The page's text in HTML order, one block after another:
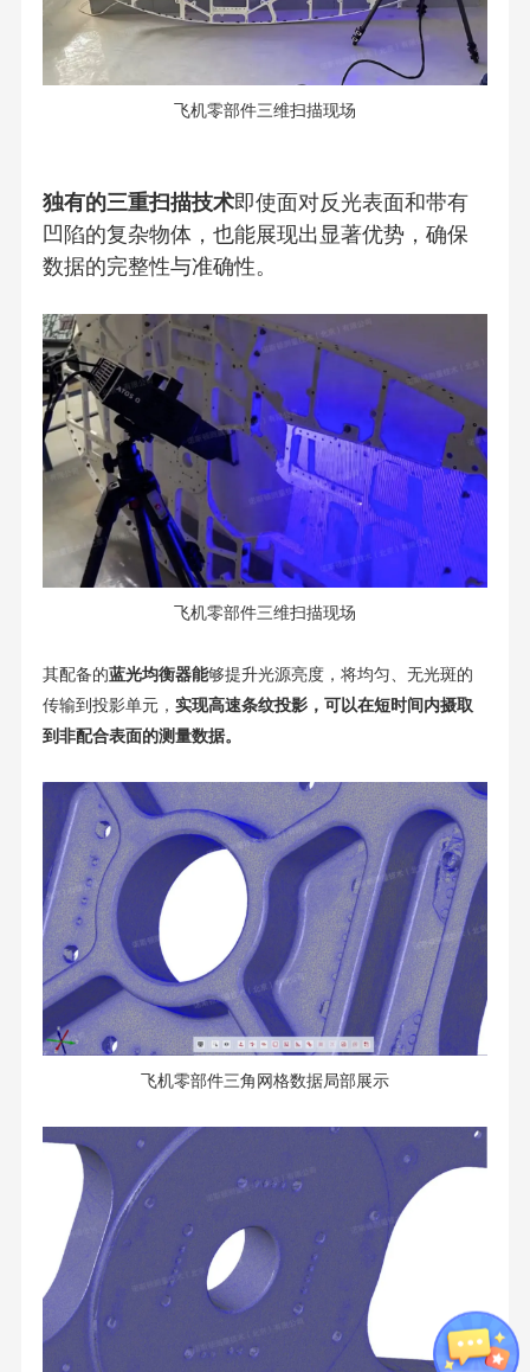
飞机零部件三维扫描现场
独有的三重扫描技术即使面对反光表面和带有
凹陷的复杂物体，也能展现出显著优势，确保
数据的完整性与准确性。
飞机零部件三维扫描现场
其配备的蓝光均衡器能够提升光源亮度，将均匀、无光斑的
传输到投影单元，实现高速条纹投影，可以在短时间内摄取
到非配合表面的测量数据。
飞机零部件三角网格数据局部展示